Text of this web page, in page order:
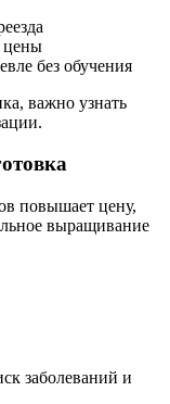
цены
без обучения
важно узнать
повышает цену,
выращивание
заболеваний и